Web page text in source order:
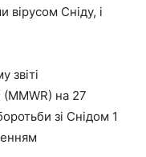
Сніду, і
звіті
(MMWR) на 27
зі Снідом 1